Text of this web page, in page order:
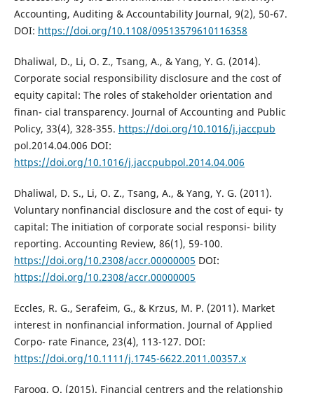
Accounting, Auditing & Accountability Journal, 9(2), 50-67.
DOI: https://doi.org/10.1108/09513579610116358
Dhaliwal, D., Li, O. Z., Tsang, A., & Yang, Y. G. (2014).
Corporate social responsibility disclosure and the cost of
equity capital: The roles of stakeholder orientation and
finan- cial transparency. Journal of Accounting and Public
Policy, 33(4), 328-355. https://doi.org/10.1016/j.jaccpub
pol.2014.04.006 DOI:
https://doi.org/10.1016/j.jaccpubpol.2014.04.006
Dhaliwal, D. S., Li, O. Z., Tsang, A., & Yang, Y. G. (2011).
Voluntary nonfinancial disclosure and the cost of equi- ty
capital: The initiation of corporate social responsi- bility
reporting. Accounting Review, 86(1), 59-100.
https://doi.org/10.2308/accr.00000005 DOI:
https://doi.org/10.2308/accr.00000005
Eccles, R. G., Serafeim, G., & Krzus, M. P. (2011). Market
interest in nonfinancial information. Journal of Applied
Corpo- rate Finance, 23(4), 113-127. DOI:
https://doi.org/10.1111/j.1745-6622.2011.00357.x
Farooq, O. (2015). Financial centrers and the relationship